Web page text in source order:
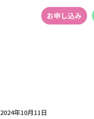
お申し込み
2024年10月11日